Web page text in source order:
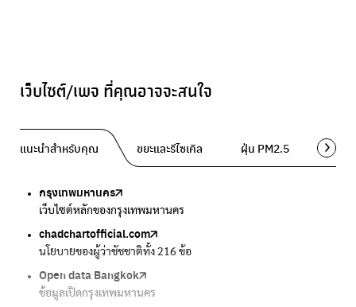
เว็บไซต์/เพจ ที่คุณอาจจะสนใจ
แนะนำสำหรับคุณ ขยะและรีไซเคิล ฝุ่น PM2.5 พื้นที่สี
กรุงเทพมหานคร
เว็บไซต์หลักของกรุงเทพมหานคร
chadchartofficial.com
นโยบายของผู้ว่าชัชชาติทั้ง 216 ข้อ
Open data Bangkok
ข้อมูลเปิดกรุงเทพมหานคร
Traffy Fondue
แจ้งปัญหาขยะ เพื่อให้หน่วยงานแก้ไข
BKK Zero Waste
กรุงเทพฯไม่เทรวม
ลุงซาเล้งกับขยะที่หายไป
เริ่มแยกขยะตั้งแต่วันนี้ เดี๋ยวลุงสอนให้
Traffy Fondue
แจ้งปัญหาฝุ่น เพื่อให้หน่วยงานแก้ไข
Airbkk
รายงานคุณภาพอากาศในกรุงเทพมหานคร
Air4Thai
ตรวจสอบสภาพอากาศรอบตัวคุณง่ายๆ
Bangkok Trees
ความคืบหน้าโครงการต้นไม้ล้านต้น
Greener Bangkok 2030
โครงการเพิ่มพื้นที่สีเขียวภายในปี 2030
We park
เครือข่ายพัฒนาเมืองและชุมชนสุขภาวะ
DCCE
กรมการเปลี่ยนแปลงสภาพภูมิอากาศและสิ่งแวดล้อม
BangkokStories
เรื่องราวในกรุงเทพโดยครีเอเตอร์
กรมควบคุมมลพิษ
แหล่งข้อมูลเกี่ยวกับมาตรฐานคุณภาพอากาศ น้ำ และเสียง